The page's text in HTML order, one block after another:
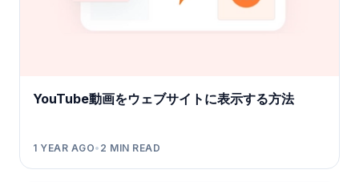
YouTube動画をウェブサイトに表示する方法
1 YEAR AGO• 2 MIN READ